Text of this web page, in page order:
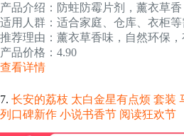
产品介绍：防蛀防霉片剂，薰衣草香
适用人群：适合家庭、仓库、衣柜等
推荐理由：薰衣草香味，自然环保，
产品价格：4.90
查看详情
7. 长安的荔枝 太白金星有点烦 套装
列口碑新作 小说书香节 阅读狂欢节